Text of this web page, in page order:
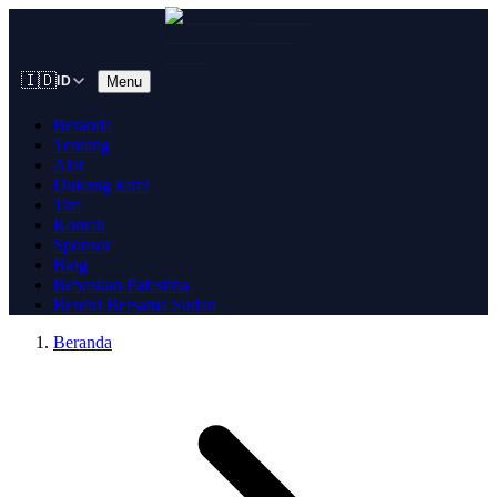
🇮🇩 ID Menu
Beranda
Tentang
Alat
Dukung kami
Tim
Kontak
Sponsor
Blog
Bebaskan Palestina
Berdiri Bersama Sudan
Beranda